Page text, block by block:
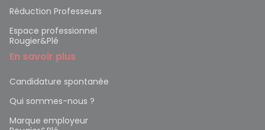
Réduction Professeurs
Espace professionnel
Rougier&Plé
En savoir plus
Candidature spontanée
Qui sommes-nous ?
Marque employeur